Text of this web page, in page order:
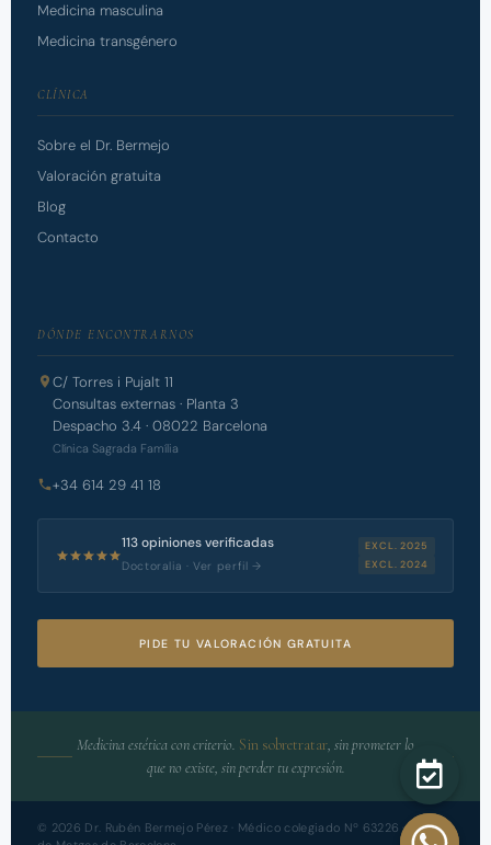
Medicina masculina
Medicina transgénero
CLÍNICA
Sobre el Dr. Bermejo
Valoración gratuita
Blog
Contacto
DÓNDE ENCONTRARNOS
C/ Torres i Pujalt 11
Consultas externas · Planta 3
Despacho 3.4 · 08022 Barcelona
Clínica Sagrada Família
+34 614 29 41 18
113 opiniones verificadas
Doctoralia · Ver perfil →
EXCL. 2025
EXCL. 2024
PIDE TU VALORACIÓN GRATUITA
Medicina estética con criterio. Sin sobretratar, sin prometer lo
que no existe, sin perder tu expresión.
© 2026 Dr. Rubén Bermejo Pérez · Médico colegiado Nº 63226 · Col·legi